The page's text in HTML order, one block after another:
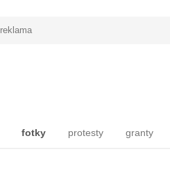
reklama
fotky protesty granty